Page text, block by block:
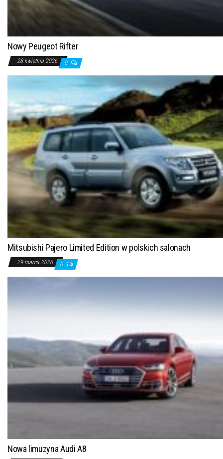
Nowy Peugeot Rifter
28 kwietnia 2026 0
Mitsubishi Pajero Limited Edition w polskich salonach
29 marca 2026 0
Nowa limuzyna Audi A8